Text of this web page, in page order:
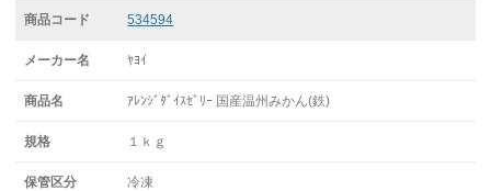
534594
ﾔﾖｲ
ｱﾚﾝｼﾞﾀﾞｲｽｾﾞﾘｰ 国産温州みかん(鉄)
１ｋｇ
冷凍